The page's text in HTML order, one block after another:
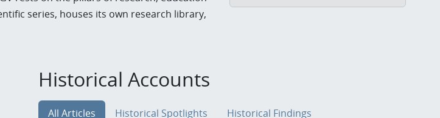
series, houses its own research library,
Historical Accounts
All Articles Historical Spotlights Historical Findings